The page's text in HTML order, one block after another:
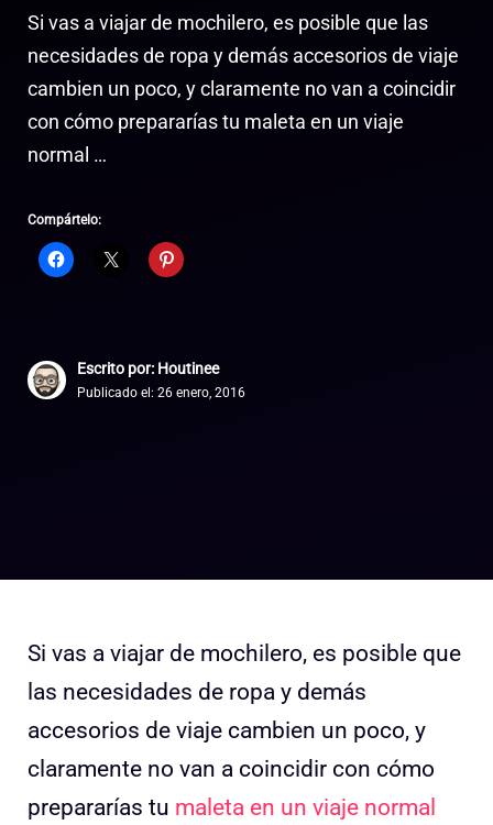
Si vas a viajar de mochilero, es posible que las
necesidades de ropa y demás accesorios de viaje
cambien un poco, y claramente no van a coincidir
con cómo prepararías tu maleta en un viaje
normal …
Compártelo:
Escrito por: Houtinee
Publicado el: 26 enero, 2016
Si vas a viajar de mochilero, es posible que
las necesidades de ropa y demás
accesorios de viaje cambien un poco, y
claramente no van a coincidir con cómo
prepararías tu maleta en un viaje normal